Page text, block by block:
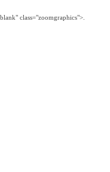
blank" class="zoomgraphics">.